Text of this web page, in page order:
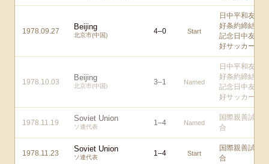
1978.09.27 Beijing
北京市(中国) 4–0 Start
日中平和友
好条約締結
記念日中友
好サッカー
1978.10.03 Beijing
北京市(中国) 3–1 Named
日中平和友
好条約締結
記念日中友
好サッカー
1978.11.19 Soviet Union
ソ連代表 1–4 Named
国際親善試
合
1978.11.23 Soviet Union
ソ連代表 1–4 Start
国際親善試
合